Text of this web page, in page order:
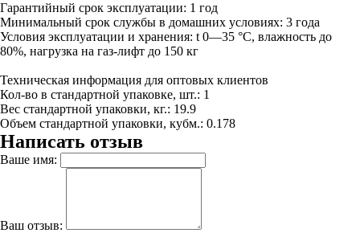
Гарантийный срок эксплуатации: 1 год
Минимальный срок службы в домашних условиях: 3 года
Условия эксплуатации и хранения: t 0—35 °С, влажность до
80%, нагрузка на газ-лифт до 150 кг
Техническая информация для оптовых клиентов
Кол-во в стандартной упаковке, шт.: 1
Вес стандартной упаковки, кг.: 19.9
Объем стандартной упаковки, кубм.: 0.178
Написать отзыв
Ваше имя:
Ваш отзыв: